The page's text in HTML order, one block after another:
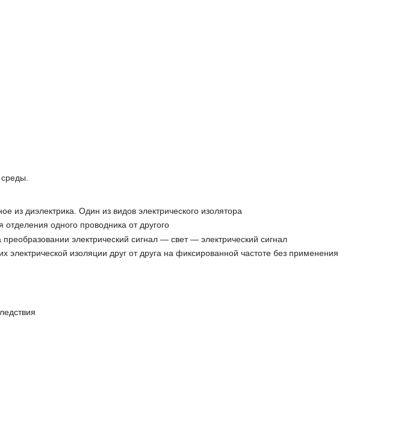
диэлектрика. Один из видов электрического изолятора
одного проводника от другого
электрический сигнал — свет — электрический сигнал
электрической изоляции друг от друга на фиксированной частоте без применения